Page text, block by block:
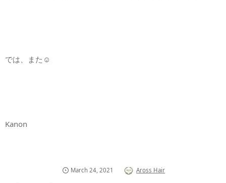
では、また☺️
Kanon
March 24,2021 Aross Hair